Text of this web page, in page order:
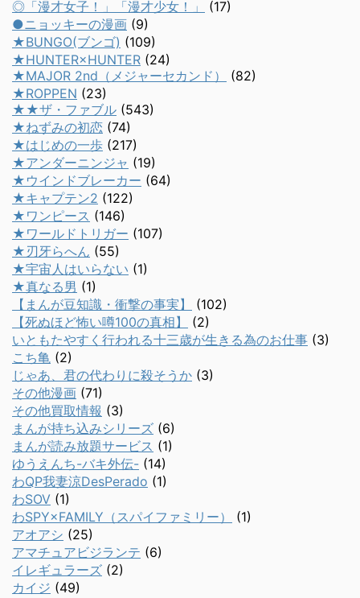
◎「漫才女子！」「漫才少女！」
(17)
●ニョッキーの漫画 (9)
★BUNGO(ブンゴ) (109)
★HUNTER×HUNTER (24)
★MAJOR 2nd（メジャーセカンド）
(82)
★ROPPEN (23)
★★ザ・ファブル (543)
★ねずみの初恋 (74)
★はじめの一歩 (217)
★アンダーニンジャ (19)
★ウインドブレーカー (64)
★キャプテン2 (122)
★ワンピース (146)
★ワールドトリガー (107)
★刃牙らへん (55)
★宇宙人はいらない (1)
★真なる男 (1)
【まんが豆知識・衝撃の事実】
(102)
【死ぬほど怖い噂100の真相】
(2)
いともたやすく行われる十三歳が生きる為のお仕事 (3)
こち亀 (2)
じゃあ、君の代わりに殺そうか (3)
その他漫画 (71)
その他買取情報 (3)
まんが持ち込みシリーズ (6)
まんが読み放題サービス (1)
ゆうえんち-バキ外伝- (14)
わQP我妻涼DesPerado (1)
わSOV (1)
わSPY×FAMILY（スパイファミリー）
(1)
アオアシ (25)
アマチュアビジランテ (6)
イレギュラーズ (2)
カイジ (49)